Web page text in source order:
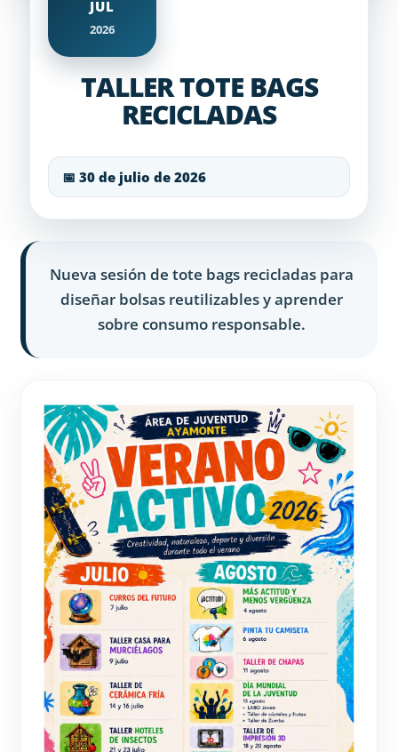
JUL
2026
TALLER TOTE BAGS
RECICLADAS
📅 30 de julio de 2026
Nueva sesión de tote bags recicladas para
diseñar bolsas reutilizables y aprender
sobre consumo responsable.